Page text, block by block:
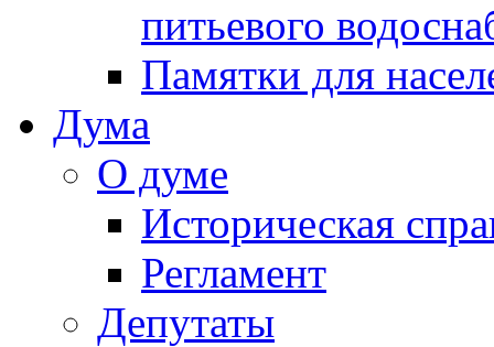
питьевого
Памятки для
Дума
О думе
Историческая
Регламент
Депутаты